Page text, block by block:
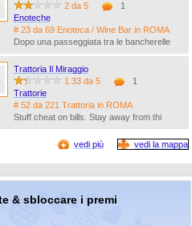
2 da 5
1
Enoteche
# 23 da 69 Enoteca / Wine Bar in ROMA
Dopo una passeggiata tra le bancherelle
Trattoria Il Miraggio
1.33 da 5
1
Trattorie
# 52 da 221 Trattoria in ROMA
Stuff cheat on bills. Stay away from thi
vedi più vedi la mappa
& sbloccare i premi